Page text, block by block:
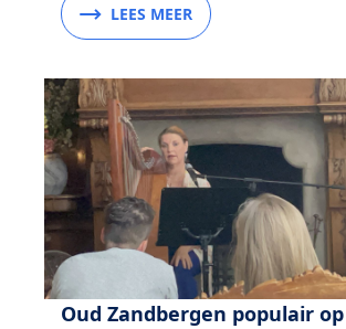
LEES MEER
Oud Zandbergen populair op